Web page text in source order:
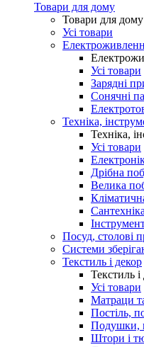
Товари для дому
Товари для дому
Усі товари
Усі товари
Зарядні
Сонячні
Техніка,
Техніка,
Усі товари
Дрібна
Велика
Сантехніка
Посуд, столові
Системи
Текстиль і декор
Текстиль і
Усі товари
Матраци
Постіль,
Подушки,
Штори і